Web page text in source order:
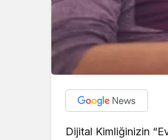
Dijital Kimliğinizin